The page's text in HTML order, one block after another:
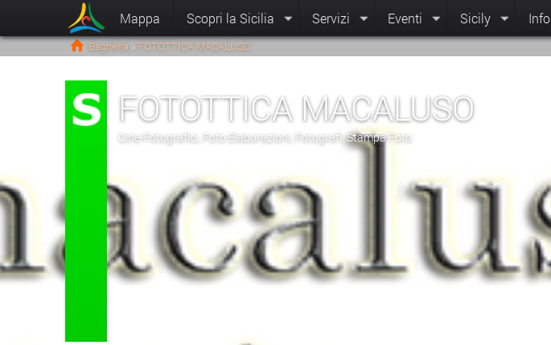
Mappa Scopri la Sicilia Servizi Eventi Sicily Info
Bagheria > FOTOTTICA MACALUSO
FOTOTTICA MACALUSO
Cine-Fotografici, Foto Elaborazioni, Fotografi, Stampa Foto